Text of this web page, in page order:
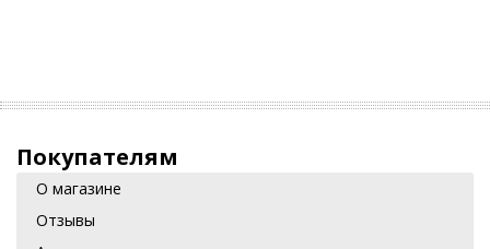
Покупателям
О магазине
Отзывы